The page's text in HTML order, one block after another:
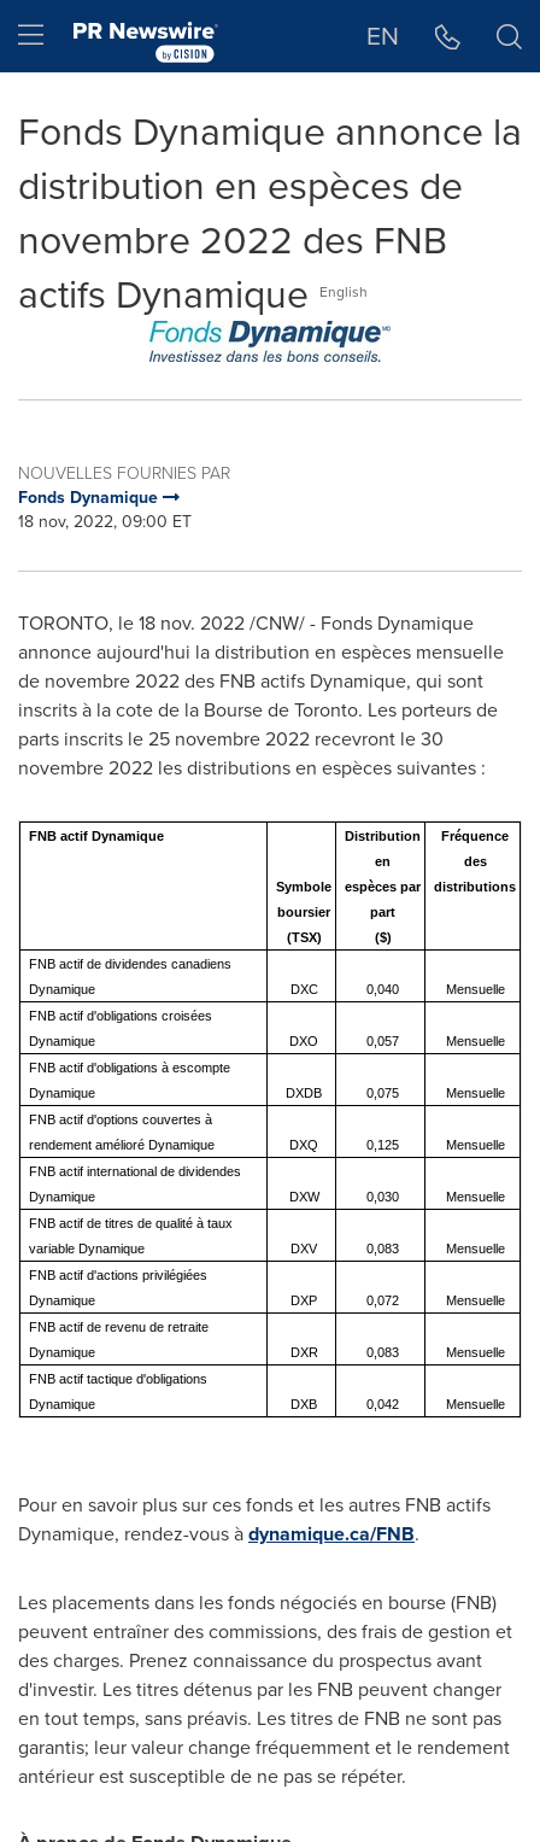
Hamburger menu EN
Fonds Dynamique annonce la
distribution en espèces de
novembre 2022 des FNB
actifs Dynamique
English
NOUVELLES FOURNIES PAR
Fonds Dynamique
18 nov, 2022, 09:00 ET
TORONTO, le18 nov. 2022/CNW/ - Fonds Dynamique
annonce aujourd'hui la distribution en espèces mensuelle
de novembre 2022 des FNB actifs Dynamique, qui sont
inscrits à la cote de la Bourse deToronto. Les porteurs de
parts inscrits le 25 novembre 2022 recevront le 30
novembre 2022 les distributions en espèces suivantes :
FNB actif Dynamique
Symbole
boursier
(TSX)
Distribution
en
espèces par
part
($)
Fréquence
des
distributions
FNB actif de dividendes canadiens
Dynamique
DXC 0,040
Mensuelle
FNB actif d'obligations croisées
Dynamique
DXO 0,057
Mensuelle
FNB actif d'obligations à escompte
Dynamique
DXDB 0,075
Mensuelle
FNB actif d'options couvertes à
rendement amélioré Dynamique
DXQ 0,125
Mensuelle
FNB actif international de dividendes
Dynamique
DXW 0,030
Mensuelle
FNB actif de titres de qualité à taux
variable Dynamique
DXV 0,083
Mensuelle
FNB actif d'actions privilégiées
Dynamique
DXP 0,072
Mensuelle
FNB actif de revenu de retraite
Dynamique
DXR 0,083
Mensuelle
FNB actif tactique d'obligations
Dynamique
DXB 0,042 Mensuelle
Pour en savoir plus sur ces fonds et les autres FNB actifs
Dynamique, rendez-vous àdynamique.ca/FNB.
Les placements dans les fonds négociés en bourse (FNB)
peuvent entraîner des commissions, des frais de gestion et
des charges. Prenez connaissance du prospectus avant
d'investir. Les titres détenus par les FNB peuvent changer
en tout temps, sans préavis. Les titres de FNB ne sont pas
garantis; leur valeur change fréquemment et le rendement
antérieur est susceptible de ne pas se répéter.